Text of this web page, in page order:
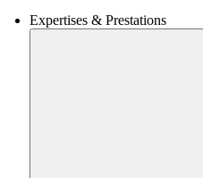
Expertises & Prestations